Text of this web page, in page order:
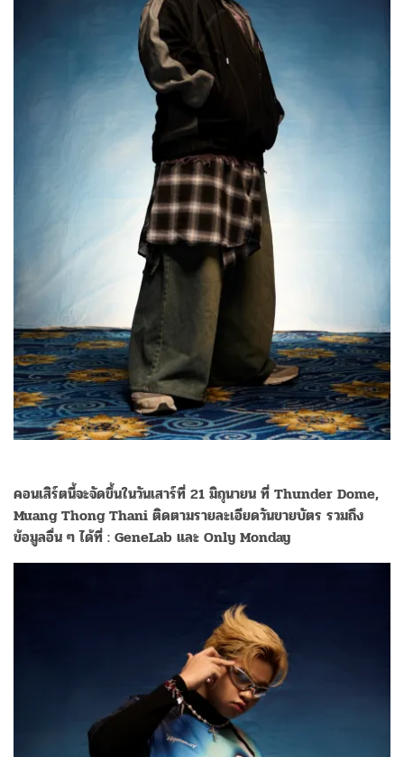
คอนเสิร์ตนี้จะจัดขึ้นในวันเสาร์ที่ 21 มิถุนายน ที่ Thunder Dome,
Muang Thong Thani ติดตามรายละเอียดวันขายบัตร รวมถึง
ข้อมูลอื่น ๆ ได้ที่ : GeneLab และ Only Monday